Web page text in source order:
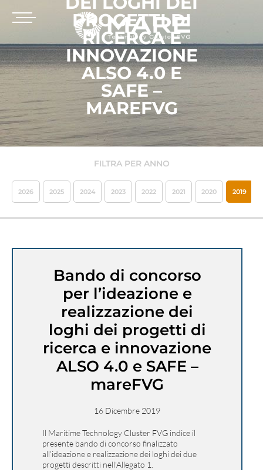
PROGETTI DI
RICERCA E
INNOVAZIONE
ALSO 4.0 E
SAFE –
MAREFVG
FILTRA PER ANNO
2026 2025 2024 2023 2022 2021 2020 2019
Bando di concorso
per l’ideazione e
realizzazione dei
loghi dei progetti di
ricerca e innovazione
ALSO 4.0 e SAFE –
mareFVG
16 Dicembre 2019
Il Maritime Technology Cluster FVG indice il
presente bando di concorso finalizzato
all’ideazione e realizzazione dei loghi dei due
progetti descritti nell’Allegato 1.